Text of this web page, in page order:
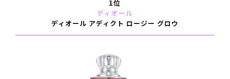
1位
ディオール
ディオール アディクト ロージー グロウ